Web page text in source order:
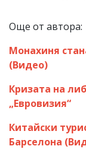
Още от автора:
Монахиня
(Видео)
Кризата на
„Евровизия“
Китайски
Барселона